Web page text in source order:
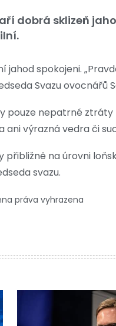
dobrá sklizeň
jahod spokojeni.
Svazu ovocnářů
pouze nepatrné
výrazná vedra či
přibližně na úrovni
svazu.
práva vyhrazena